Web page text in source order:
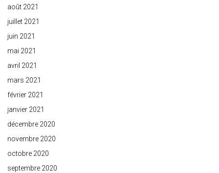
août 2021
juillet 2021
juin 2021
mai 2021
avril 2021
mars 2021
février 2021
janvier 2021
décembre 2020
novembre 2020
octobre 2020
septembre 2020